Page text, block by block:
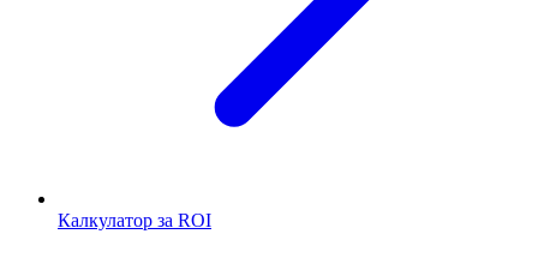
Калкулатор за ROI